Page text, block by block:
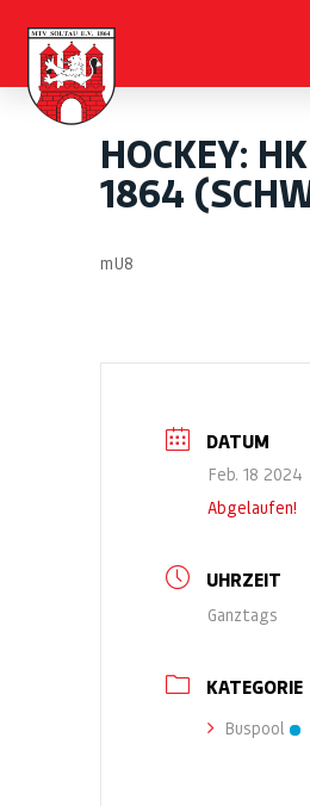
HOCKEY:
1864
mU8
DATUM
Feb. 18 2024
Abgelaufen!
UHRZEIT
Ganztags
KATEGORIE
Buspool